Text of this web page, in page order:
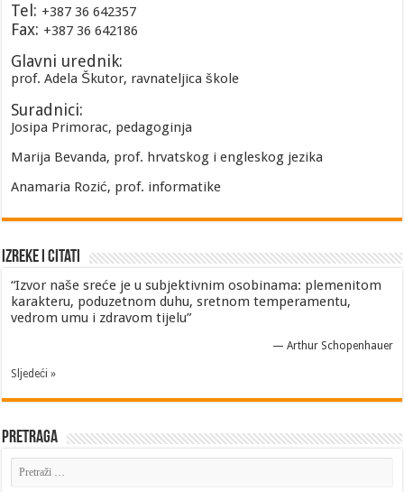
Tel: +387 36 642357
Fax: +387 36 642186
Glavni urednik:
prof. Adela Škutor, ravnateljica škole
Suradnici:
Josipa Primorac, pedagoginja
Marija Bevanda, prof. hrvatskog i engleskog jezika
Anamaria Rozić, prof. informatike
Izreke i Citati
“Izvor naše sreće je u subjektivnim osobinama: plemenitom
karakteru, poduzetnom duhu, sretnom temperamentu,
vedrom umu i zdravom tijelu”
— Arthur Schopenhauer
Sljedeći »
Pretraga